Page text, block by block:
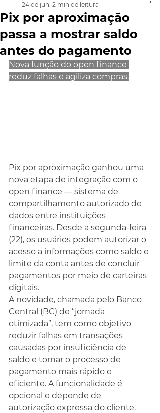
Pix por aproximação
passa a mostrar saldo
antes do pagamento
24 de jun. 2 min de leitura
Nova função do open finance
reduz falhas e agiliza compras.
Pix por aproximação ganhou uma
nova etapa de integração com o
open finance — sistema de
compartilhamento autorizado de
dados entre instituições
financeiras. Desde a segunda-feira
(22), os usuários podem autorizar o
acesso a informações como saldo e
limite da conta antes de concluir
pagamentos por meio de carteiras
digitais.
A novidade, chamada pelo Banco
Central (BC) de “jornada
otimizada”, tem como objetivo
reduzir falhas em transações
causadas por insuficiência de
saldo e tornar o processo de
pagamento mais rápido e
eficiente. A funcionalidade é
opcional e depende de
autorização expressa do cliente.